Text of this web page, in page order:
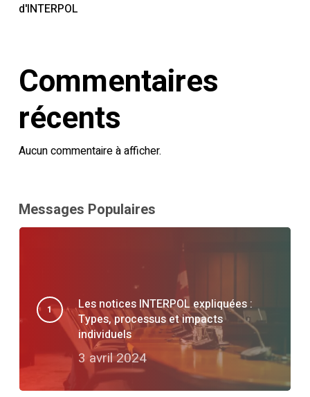
d'INTERPOL
Commentaires
récents
Aucun commentaire à afficher.
Messages Populaires
Les notices INTERPOL expliquées :
Types, processus et impacts
individuels
3 avril 2024